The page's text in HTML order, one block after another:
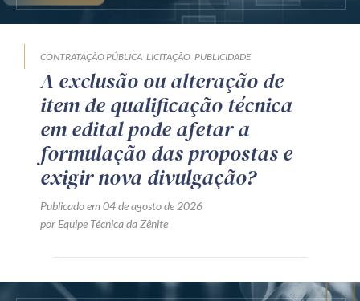
CONTRATAÇÃO PÚBLICA LICITAÇÃO PUBLICIDADE
A exclusão ou alteração de
item de qualificação técnica
em edital pode afetar a
formulação das propostas e
exigir nova divulgação?
Publicado em 04 de agosto de 2026
por Equipe Técnica da Zênite